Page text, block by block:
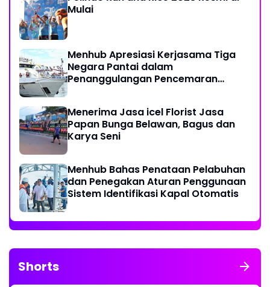
Mulai
Menhub Apresiasi Kerjasama Tiga
Negara Pantai dalam
Penanggulangan Pencemaran
Menerima Jasa icel Florist Jasa
Papan Bunga Belawan, Bagus dan
Karya Seni
Menhub Bahas Penataan Pelabuhan
dan Penegakan Aturan Penggunaan
Sistem Identifikasi Kapal Otomatis
Shorts